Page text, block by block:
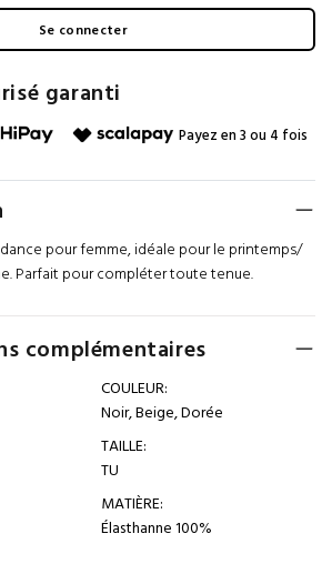
Se connecter
garanti
Payez en 3 ou 4 fois
pour femme, idéale pour le printemps/
Parfait pour compléter toute tenue.
complémentaires
COULEUR:
Noir, Beige, Dorée
TAILLE:
TU
MATIÈRE:
Élasthanne 100%